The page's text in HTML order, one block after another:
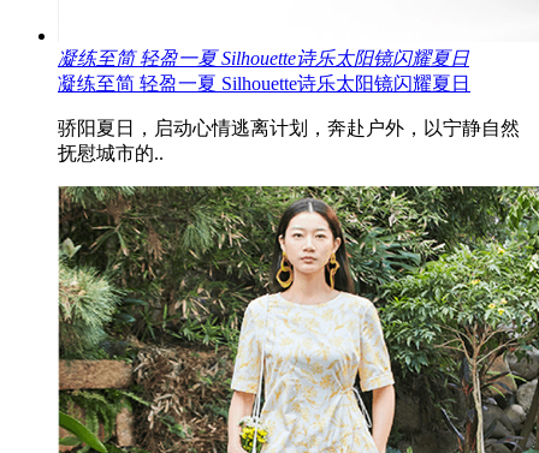
凝练至简 轻盈一夏 Silhouette诗乐太阳镜闪耀夏日
凝练至简 轻盈一夏 Silhouette诗乐太阳镜闪耀夏日
骄阳夏日，启动心情逃离计划，奔赴户外，以宁静自然
抚慰城市的..